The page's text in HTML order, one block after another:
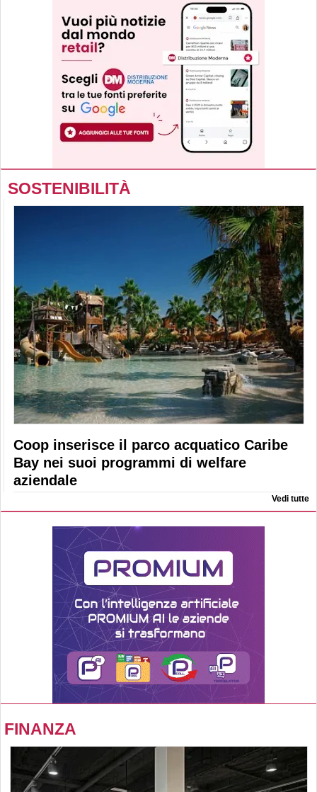
SOSTENIBILITÀ
Coop inserisce il parco acquatico Caribe
Bay nei suoi programmi di welfare
aziendale
Vedi tutte
FINANZA